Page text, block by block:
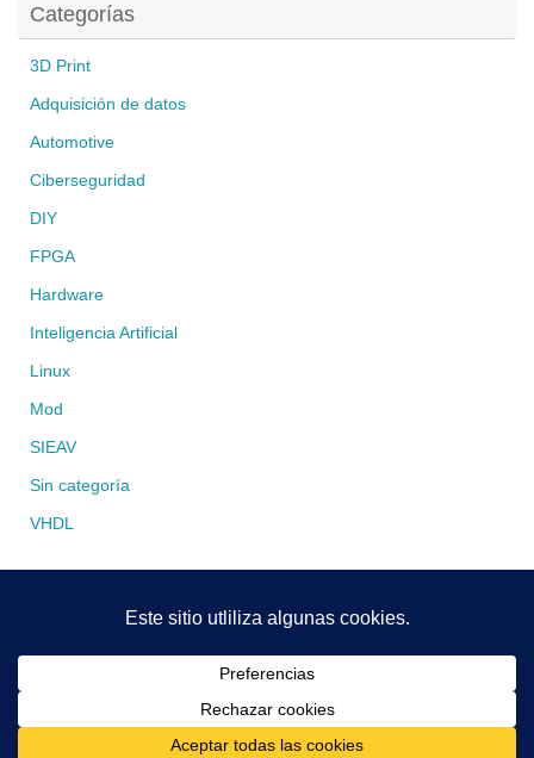
Categorías
3D Print
Adquisición de datos
Automotive
Ciberseguridad
DIY
FPGA
Hardware
Inteligencia Artificial
Linux
Mod
SIEAV
Sin categoría
VHDL
Funciona conTempera